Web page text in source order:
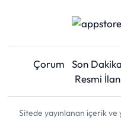
Çorum Son Dakika
Resmi İlan
Sitede yayınlanan içerik